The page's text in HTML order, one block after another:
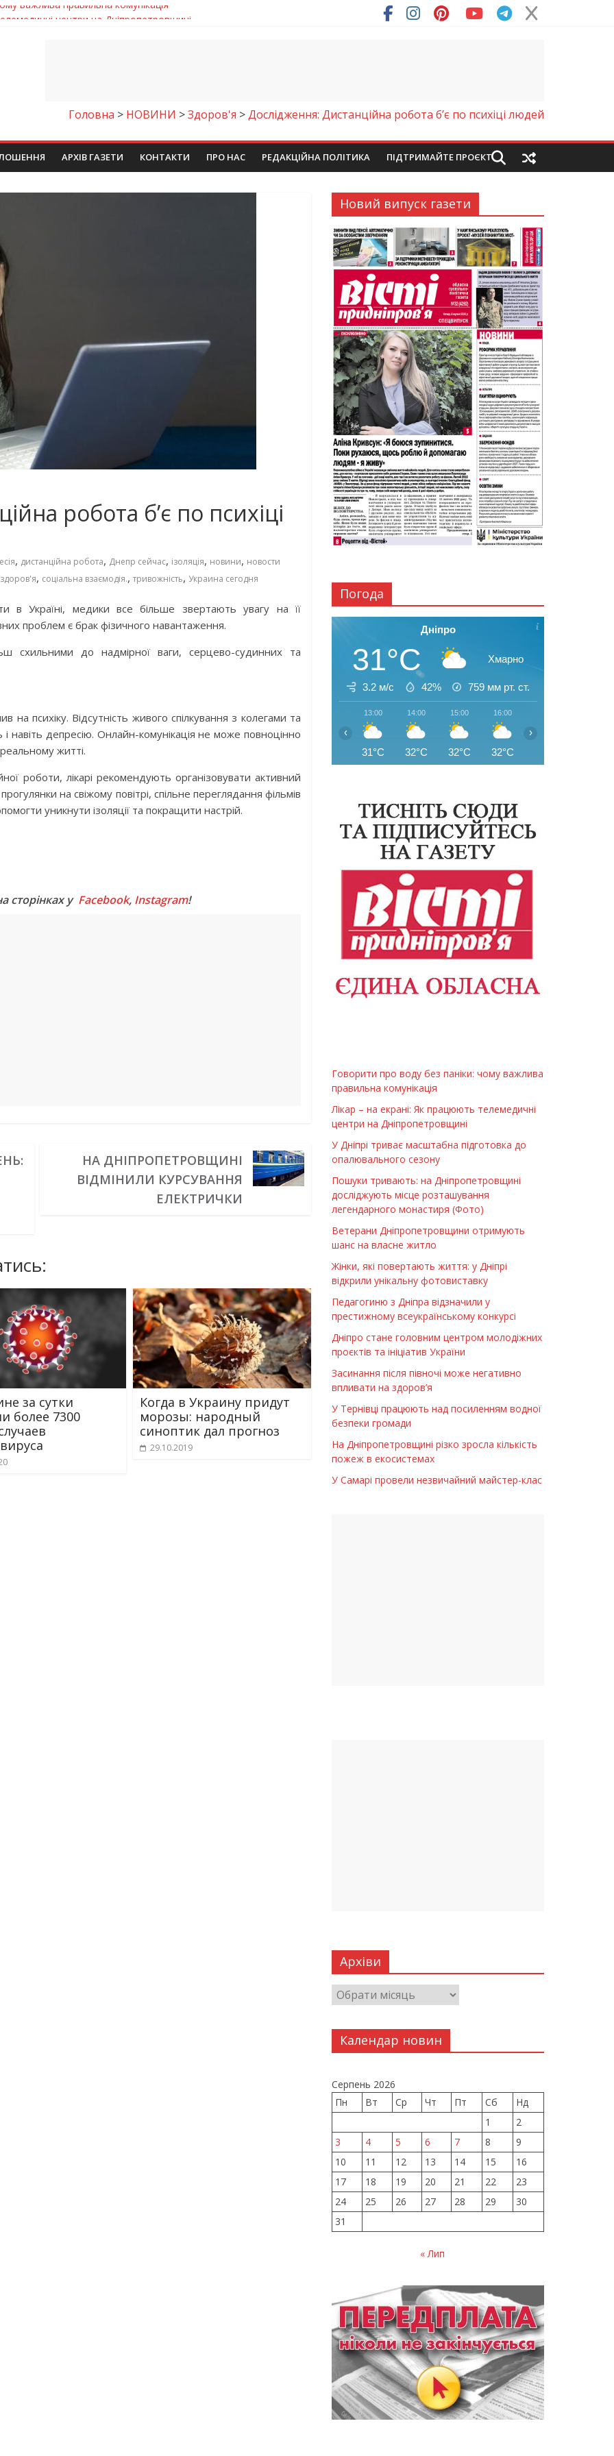
центри на Дніпропетровщині
досліджують місце розташування легендарного монастиря (Фото)
шанс на власне житло
важлива правильна комунікація
Головна > НОВИНИ >Здоров'я >Дослідження: Дистанційна робота б’є по психіці людей
АРХІВ ГАЗЕТИ КОНТАКТИ ПРО НАС РЕДАКЦІЙНА ПОЛІТИКА ПІДТРИМАЙТЕ ПРОЄКТ
робота б’є по психіці
, дистанційна робота, Днепр сейчас, ізоляція, новини, новости
, соціальна взаємодія., тривожність, Украина сегодня
в Україні, медики все більше звертають увагу на її
проблем є брак фізичного навантаження.
до надмірної ваги, серцево-судинних та
психіку. Відсутність живого спілкування з колегами та
навіть депресію. Онлайн-комунікація не може повноцінно
житті.
роботи, лікарі рекомендують організовувати активний
на свіжому повітрі, спільне переглядання фільмів
уникнути ізоляції та покращити настрій.
сторінках у Facebook, Instagram!
НА ДНІПРОПЕТРОВЩИНІ
ВІДМІНИЛИ КУРСУВАННЯ
ЕЛЕКТРИЧКИ
за сутки
более 7300
Когда в Украину придут
морозы: народный
синоптик дал прогноз
29.10.2019
Новий випуск газети
Погода
Дніпро
31°C Хмарно
3.2 м/с 42% 759 мм рт. ст.
13:00
31°C
14:00
32°C
15:00
32°C
16:00
32°C
‹ ›
Говорити про воду без паніки: чому важлива
правильна комунікація
Лікар – на екрані: Як працюють телемедичні
центри на Дніпропетровщині
У Дніпрі триває масштабна підготовка до
опалювального сезону
Пошуки тривають: на Дніпропетровщині
досліджують місце розташування
легендарного монастиря (Фото)
Ветерани Дніпропетровщини отримують
шанс на власне житло
Жінки, які повертають життя: у Дніпрі
відкрили унікальну фотовиставку
Педагогиню з Дніпра відзначили у
престижному всеукраїнському конкурсі
Дніпро стане головним центром молодіжних
проєктів та ініціатив України
Засинання після півночі може негативно
впливати на здоров’я
У Тернівці працюють над посиленням водної
безпеки громади
На Дніпропетровщині різко зросла кількість
пожеж в екосистемах
У Самарі провели незвичайний майстер-клас
Архіви
Календар новин
Серпень 2026
Пн
Вт Ср Чт Пт Сб
Нд
1
2
3
4 5 6 7 8
9
10
11 12 13 14 15
16
17
18 19 20 21 22
23
24
25 26 27 28 29
30
31
« Лип